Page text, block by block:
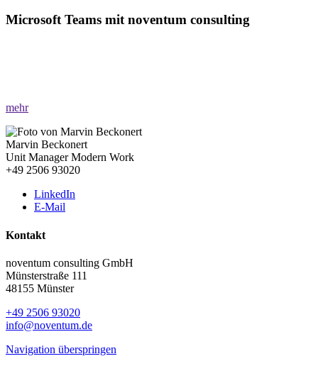
Microsoft Teams mit noventum consulting
mehr
Marvin Beckonert
Unit Manager Modern Work
+49 2506 93020
LinkedIn
E-Mail
Kontakt
noventum consulting GmbH
Münsterstraße 111
48155 Münster
+49 2506 93020
info@noventum.de
Navigation überspringen